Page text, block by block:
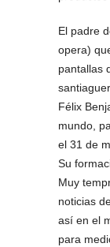
El padre
opera)
pantallas
Félix
mundo,
el 31 de
Su
Muy
noticias
así en el
para